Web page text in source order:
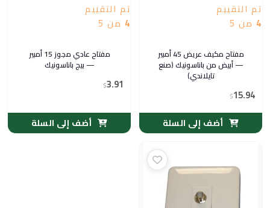
تم التقييم
4 من 5
مفتاح مكيف عريض 45 أمبير
— أبيض من باناسونيك (صنع
تايلاندي)
$15.94
أضف إلى السلة
تم التقييم
4 من 5
مفتاح عادي مجوز 15 أمبير
— بيج باناسونيك
$3.91
أضف إلى السلة